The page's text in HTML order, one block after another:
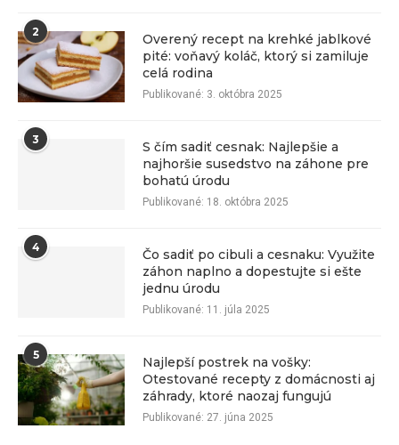
2
Overený recept na krehké jablkové
pité: voňavý koláč, ktorý si zamiluje
celá rodina
Publikované: 3. októbra 2025
3
S čím sadiť cesnak: Najlepšie a
najhoršie susedstvo na záhone pre
bohatú úrodu
Publikované: 18. októbra 2025
4
Čo sadiť po cibuli a cesnaku: Využite
záhon naplno a dopestujte si ešte
jednu úrodu
Publikované: 11. júla 2025
5
Najlepší postrek na vošky:
Otestované recepty z domácnosti aj
záhrady, ktoré naozaj fungujú
Publikované: 27. júna 2025